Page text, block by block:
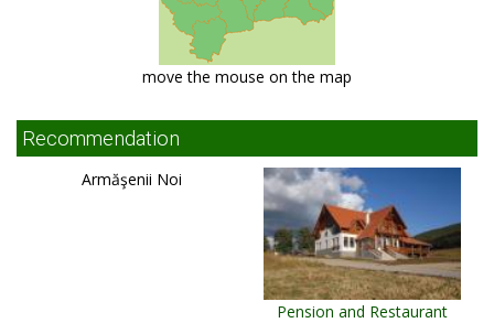
move the mouse on the map
Recommendation
Armăşenii Noi
Pension and Restaurant